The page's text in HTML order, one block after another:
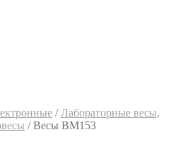
/Лабораторные весы,
/Весы ВМ153